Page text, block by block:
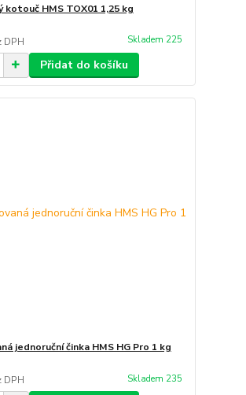
kotouč HMS TOX01 1,25 kg
DPH Skladem 225
Přidat do košíku
jednoruční činka HMS HG Pro 1 kg
DPH Skladem 235